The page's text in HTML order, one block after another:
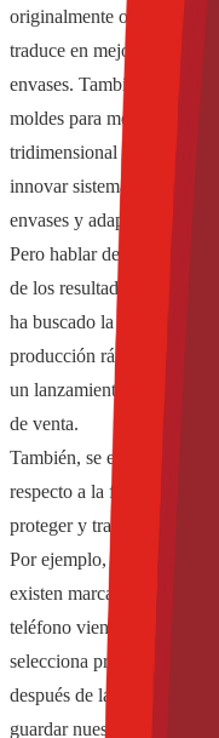
originalmente o habría que
traduce en mejores
envases. También, se
moldes para mediante
tridimensional determinar
innovar sistemas de cierre,
envases y adaptabilidad en
Pero hablar de esta
de los resultados que
ha buscado la forma
producción rápidamente y
un lanzamiento o a un
de venta.
También, se exploran hoy
respecto a la función
proteger y transportar un
Por ejemplo, las carcasas
existen marcas que
teléfono viene
selecciona previamente y
después de la vida útil del
guardar nuestros abuelos